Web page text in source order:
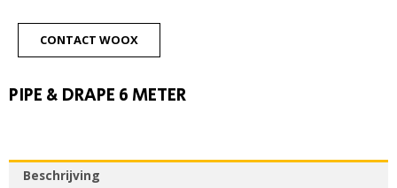
6
meter
CONTACT WOOX
PIPE & DRAPE 6 METER
Beschrijving